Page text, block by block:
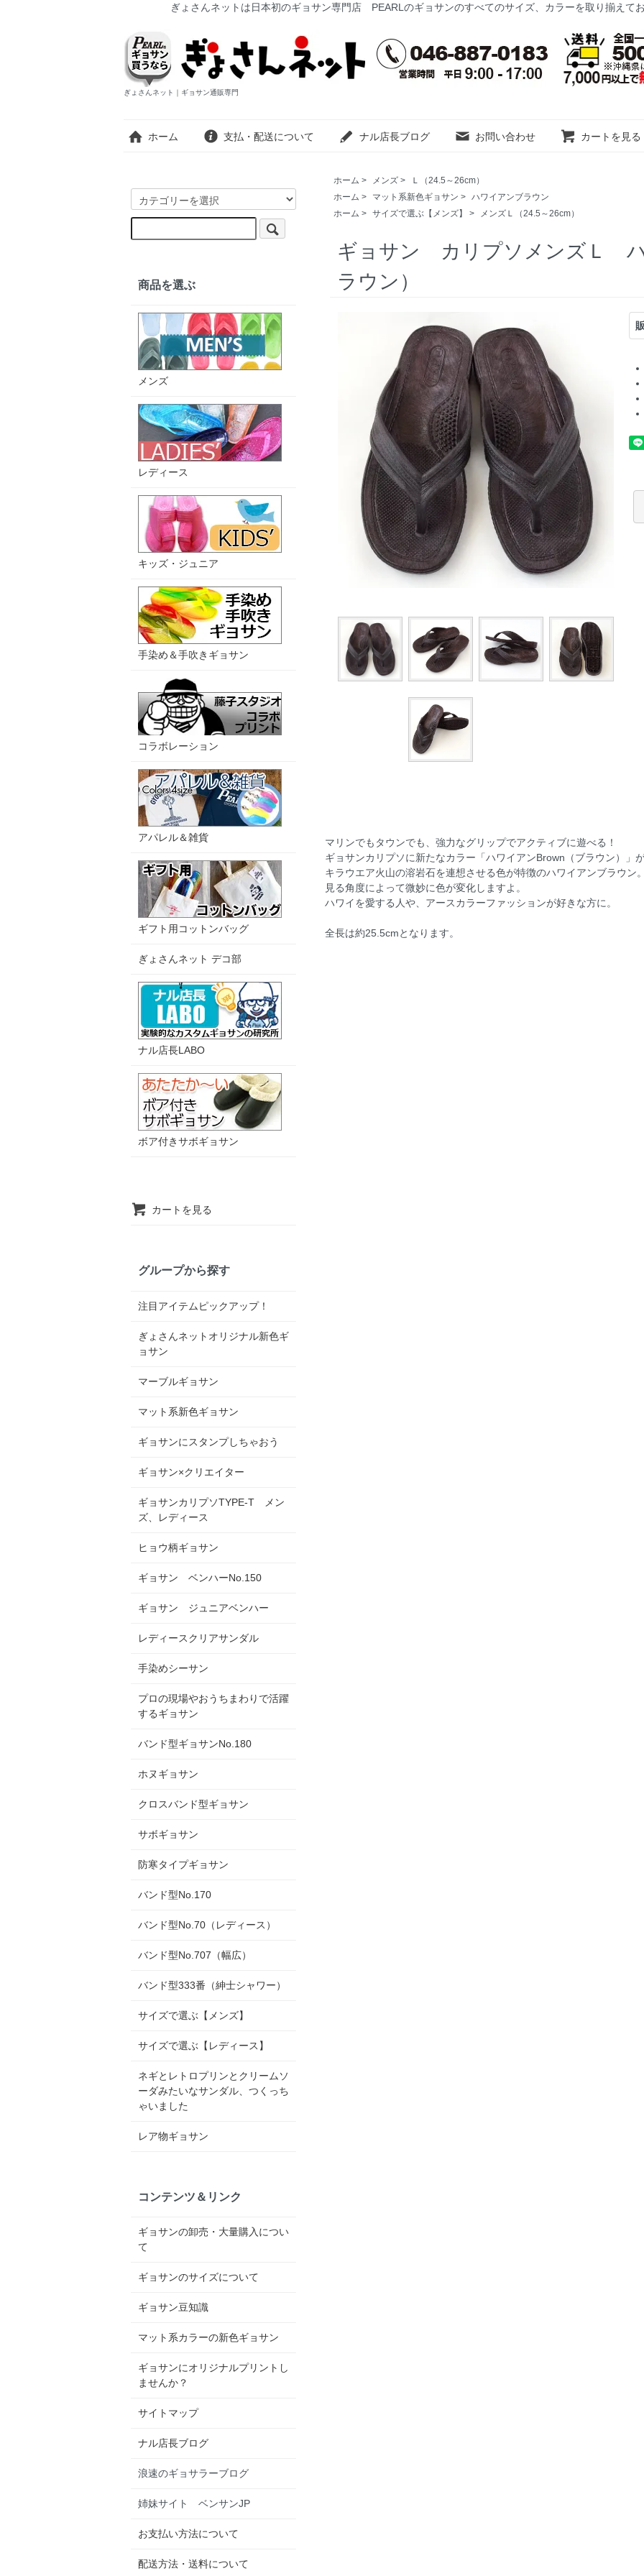
ぎょさんネットは日本初のギョサン専門店 PEARLのギョサンのすべてのサイズ、カラーを取り揃えて
ぎょさんネット｜ギョサン通販専門
ホーム 支払・配送について ナル店長ブログ お問い合わせ カートを見る
ホーム > メンズ >
Ｌ（24.5～26cm）
ホーム > マット系新色ギョサン > ハワイアンブラウン
ホーム > サイズで選ぶ【メンズ】 > メンズＬ（24.5～26cm）
ギョサン カリプソメンズＬ
ラウン）
マリンでもタウンでも、強力なグリップでアクティブに遊べる！
ギョサンカリプソに新たなカラー「ハワイアンBrown（ブラウン）」が
キラウエア火山の溶岩石を連想させる色が特徴のハワイアンブラウン。
見る角度によって微妙に色が変化しますよ。
ハワイを愛する人や、アースカラーファッションが好きな方に。
全長は約25.5cmとなります。
商品を選ぶ
メンズ
レディース
キッズ・ジュニア
手染め＆手吹きギョサン
コラボレーション
アパレル＆雑貨
ギフト用コットンバッグ
ぎょさんネット デコ部
ナル店長LABO
ボア付きサボギョサン
カートを見る
グループから探す
注目アイテムピックアップ！
ぎょさんネットオリジナル新色ギ
ョサン
マーブルギョサン
マット系新色ギョサン
ギョサンにスタンプしちゃおう
ギョサン×クリエイター
ギョサンカリプソTYPE-T メン
ズ、レディース
ヒョウ柄ギョサン
ギョサン ベンハーNo.150
ギョサン ジュニアベンハー
レディースクリアサンダル
手染めシーサン
プロの現場やおうちまわりで活躍
するギョサン
バンド型ギョサンNo.180
ホヌギョサン
クロスバンド型ギョサン
サボギョサン
防寒タイプギョサン
バンド型No.170
バンド型No.70（レディース）
バンド型No.707（幅広）
バンド型333番（紳士シャワー）
サイズで選ぶ【メンズ】
サイズで選ぶ【レディース】
ネギとレトロプリンとクリームソ
ーダみたいなサンダル、つくっち
ゃいました
レア物ギョサン
コンテンツ＆リンク
ギョサンの卸売・大量購入につい
て
ギョサンのサイズについて
ギョサン豆知識
マット系カラーの新色ギョサン
ギョサンにオリジナルプリントし
ませんか？
サイトマップ
ナル店長ブログ
浪速のギョサラーブログ
姉妹サイト ベンサンJP
お支払い方法について
配送方法・送料について